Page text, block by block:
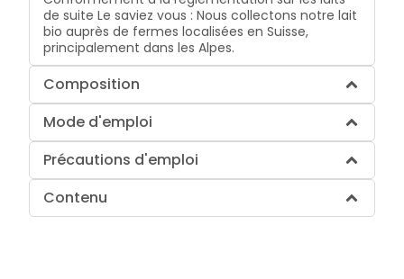
de suite Le saviez vous : Nous collectons notre lait
bio auprès de fermes localisées en Suisse,
principalement dans les Alpes.
Composition
Mode d'emploi
Précautions d'emploi
Contenu